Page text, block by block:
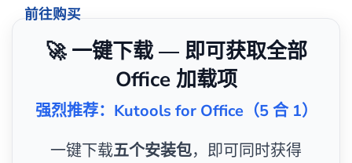
前往购买
🚀 一键下载 — 即可获取全部
Office 加载项
强烈推荐：Kutools for Office（5 合 1）
一键下载五个安装包，即可同时获得